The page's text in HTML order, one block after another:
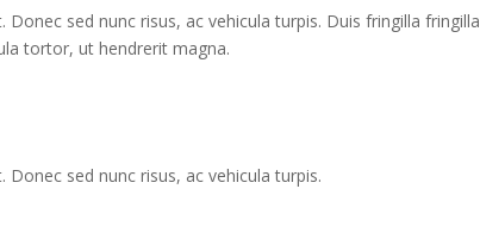
sed nunc risus, ac vehicula turpis. Duis fringilla fringilla
tortor, ut hendrerit magna.
sed nunc risus, ac vehicula turpis.